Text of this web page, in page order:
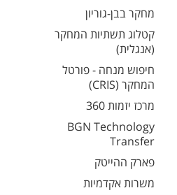
מחקר בבן-גוריון
קטלוג תשתיות המחקר
(אנגלית)
חיפוש מנחה - פורטל
המחקר (CRIS)
מרכז יזמות 360
BGN Technology
Transfer
פארק ההייטק
משרות אקדמיות